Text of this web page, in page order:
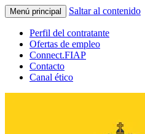
Menú principal Saltar al contenido
Perfil del contratante
Ofertas de empleo
Connect.FIAP
Contacto
Canal ético